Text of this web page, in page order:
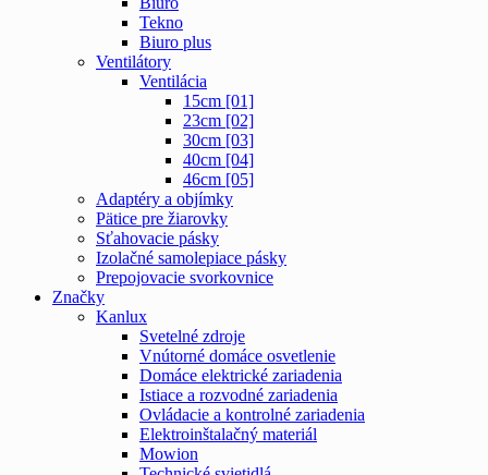
Tekno
Biuro plus
Ventilátory
Ventilácia
15cm [01]
23cm [02]
30cm [03]
40cm [04]
46cm [05]
Adaptéry a objímky
Pätice pre žiarovky
Sťahovacie pásky
Izolačné samolepiace pásky
Prepojovacie svorkovnice
Značky
Kanlux
Svetelné zdroje
Vnútorné domáce osvetlenie
Domáce elektrické zariadenia
Istiace a rozvodné zariadenia
Ovládacie a kontrolné zariadenia
Elektroinštalačný materiál
Mowion